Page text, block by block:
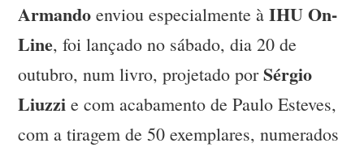
Armando enviou especialmente àIHU On-
Line, foi lançado no sábado, dia 20 de
outubro, num livro, projetado porSérgio
Liuzzi e com acabamento de Paulo Esteves,
com a tiragem de 50 exemplares, numerados